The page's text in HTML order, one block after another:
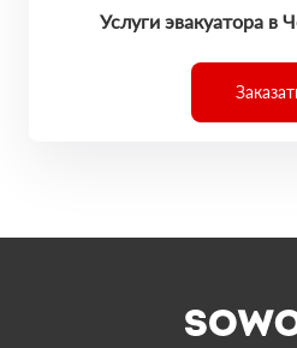
Услуги эвакуатора в